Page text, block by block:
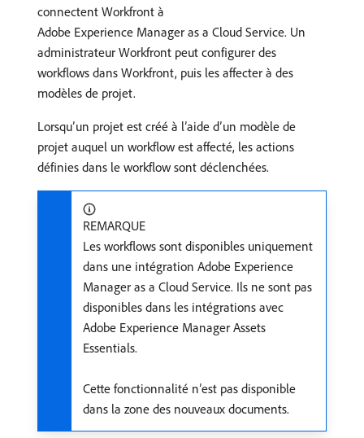
connectent Workfront à
Adobe Experience Manager as a Cloud Service. Un
administrateur Workfront peut configurer des
workflows dans Workfront, puis les affecter à des
modèles de projet.
Lorsqu’un projet est créé à l’aide d’un modèle de
projet auquel un workflow est affecté, les actions
définies dans le workflow sont déclenchées.
REMARQUE
Les workflows sont disponibles uniquement
dans une intégration Adobe Experience
Manager as a Cloud Service. Ils ne sont pas
disponibles dans les intégrations avec
Adobe Experience Manager Assets
Essentials.
Cette fonctionnalité n’est pas disponible
dans la zone des nouveaux documents.